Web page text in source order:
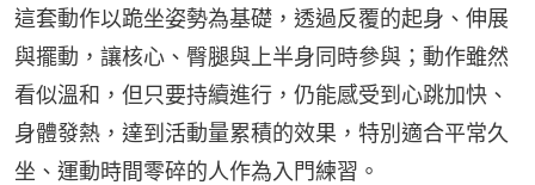
這套動作以跪坐姿勢為基礎，透過反覆的起身、伸展
與擺動，讓核心、臀腿與上半身同時參與；動作雖然
看似溫和，但只要持續進行，仍能感受到心跳加快、
身體發熱，達到活動量累積的效果，特別適合平常久
坐、運動時間零碎的人作為入門練習。